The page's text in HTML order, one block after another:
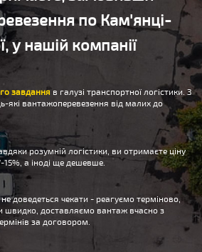
по Кам'янці-
у нашій компанії
завданняв галузі транспортної логістики. З
які вантажоперевезення від малих до
розумній логістики, ви отримаєте ціну
а іноді ще дешевше.
доведеться чекати - реагуємо терміново,
доставляємо вантаж вчасно з
за договором.